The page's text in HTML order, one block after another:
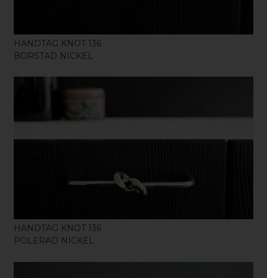
HANDTAG KNOT 136
BORSTAD NICKEL
HANDTAG KNOT 136
POLERAD NICKEL